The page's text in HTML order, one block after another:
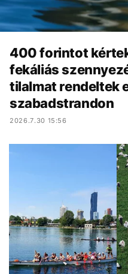
400 forintot
fekáliás
tilalmat rendeltek
szabadstrandon
2026.7.30 15:56